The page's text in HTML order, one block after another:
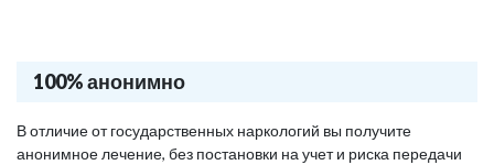
100% анонимно
В отличие от государственных наркологий вы получите
анонимное лечение, без постановки на учет и риска передачи